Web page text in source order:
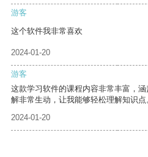
游客
这个软件我非常喜欢
2024-01-20
游客
这款学习软件的课程内容非常丰富，
解非常生动，让我能够轻松理解知识点
2024-01-20